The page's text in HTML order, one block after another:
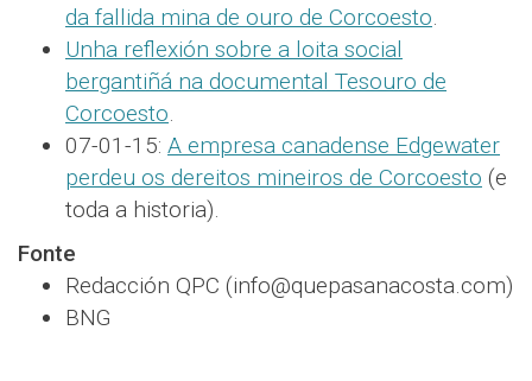
da fallida mina de ouro de Corcoesto.
Unha reflexión sobre a loita social
bergantiñá na documental Tesouro de
Corcoesto.
07-01-15: A empresa canadense Edgewater
perdeu os dereitos mineiros de Corcoesto (e
toda a historia).
Fonte
Redacción QPC (info@quepasanacosta.com)
BNG